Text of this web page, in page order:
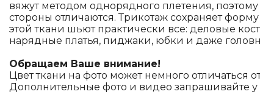
вяжут методом однорядного плетения,
стороны отличаются. Трикотаж сохраняет форму
этой ткани шьют практически все: деловые
нарядные платья, пиджаки, юбки и даже
Обращаем Ваше внимание!
Цвет ткани на фото может немного отличаться
Дополнительные фото и видео запрашивайте